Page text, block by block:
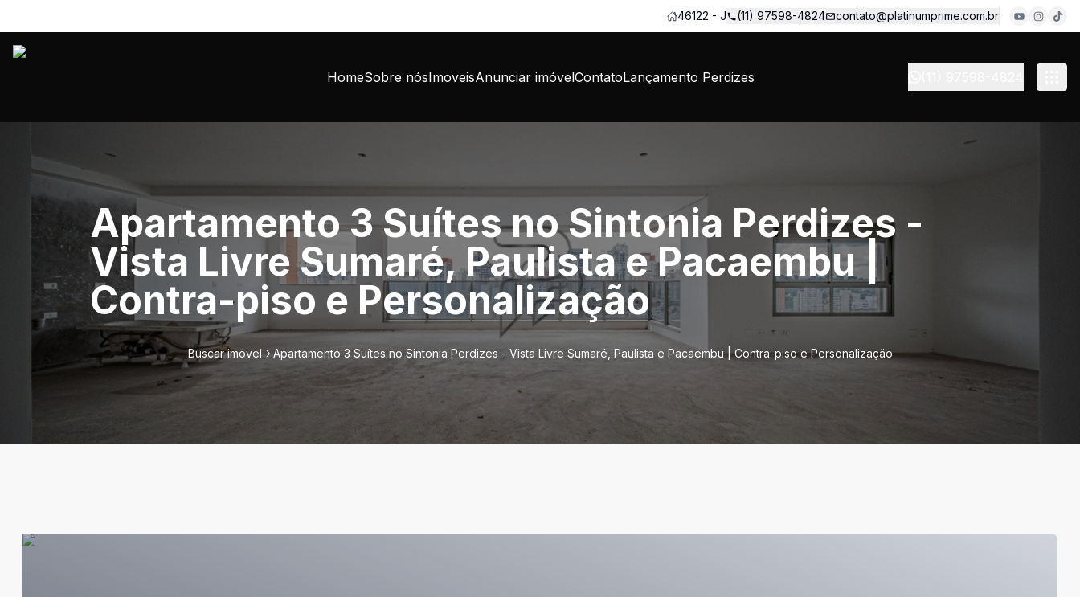
46122 - J (11) 97598-4824 contato@platinumprime.com.br
HomeSobre nósImoveisAnunciar imóvelContatoLançamento Perdizes
Apartamento 3 Suítes no Sintonia Perdizes -
Vista Livre Sumaré, Paulista e Pacaembu |
Contra-piso e Personalização
Buscar imóvel Apartamento 3 Suítes no Sintonia Perdizes - Vista Livre Sumaré, Paulista e Pacaembu | Contra-piso e Personalização